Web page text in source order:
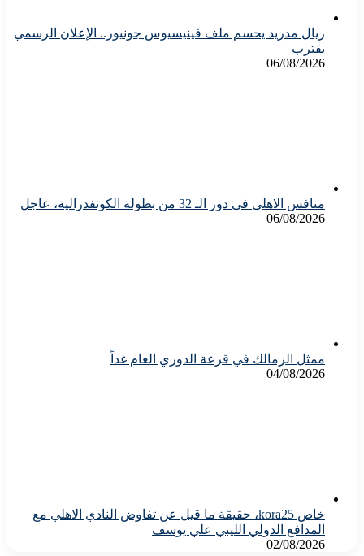
ريال مدريد يحسم ملف فينيسيوس جونيور.. الإعلان الرسمي
يقترب
06/08/2026
منافس الاهلى فى دور الـ 32 من بطولة الكونفدرالية، عاجل
06/08/2026
ممثل الزمالك في قرعة الدوري العام غداً
04/08/2026
خاص kora25، حقيقة ما قيل عن تفاوض النادي الاهلي مع
المدافع الدولي الليبي علي يوسف
02/08/2026